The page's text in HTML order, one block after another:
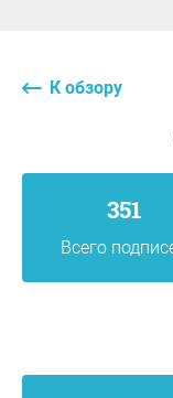
К обзору
351
Всего